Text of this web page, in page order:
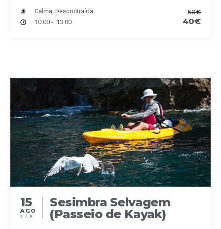
Calma, Descontraída
10:00 - 13:00
50€
40€
15
AGO
SÁB
Sesimbra Selvagem
(Passeio de Kayak)